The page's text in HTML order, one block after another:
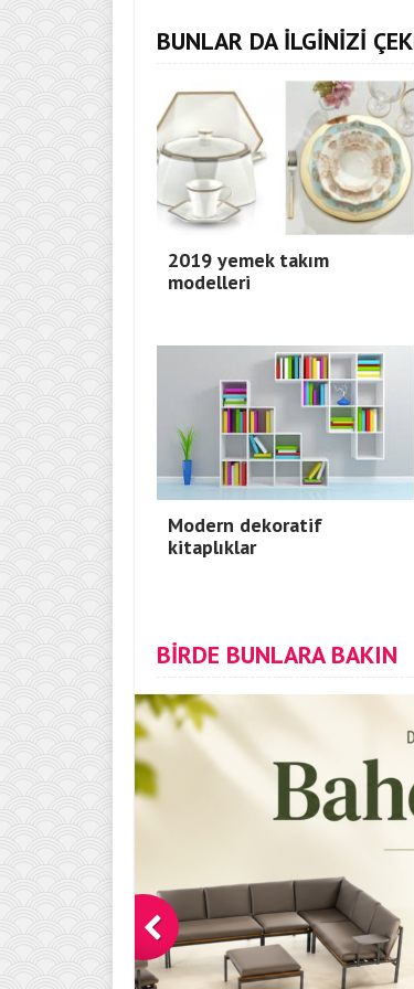
BUNLAR DA İLGİNİZİ
2019 yemek takım
modelleri
Modern dekoratif
kitaplıklar
BİRDE BUNLARA BAKIN